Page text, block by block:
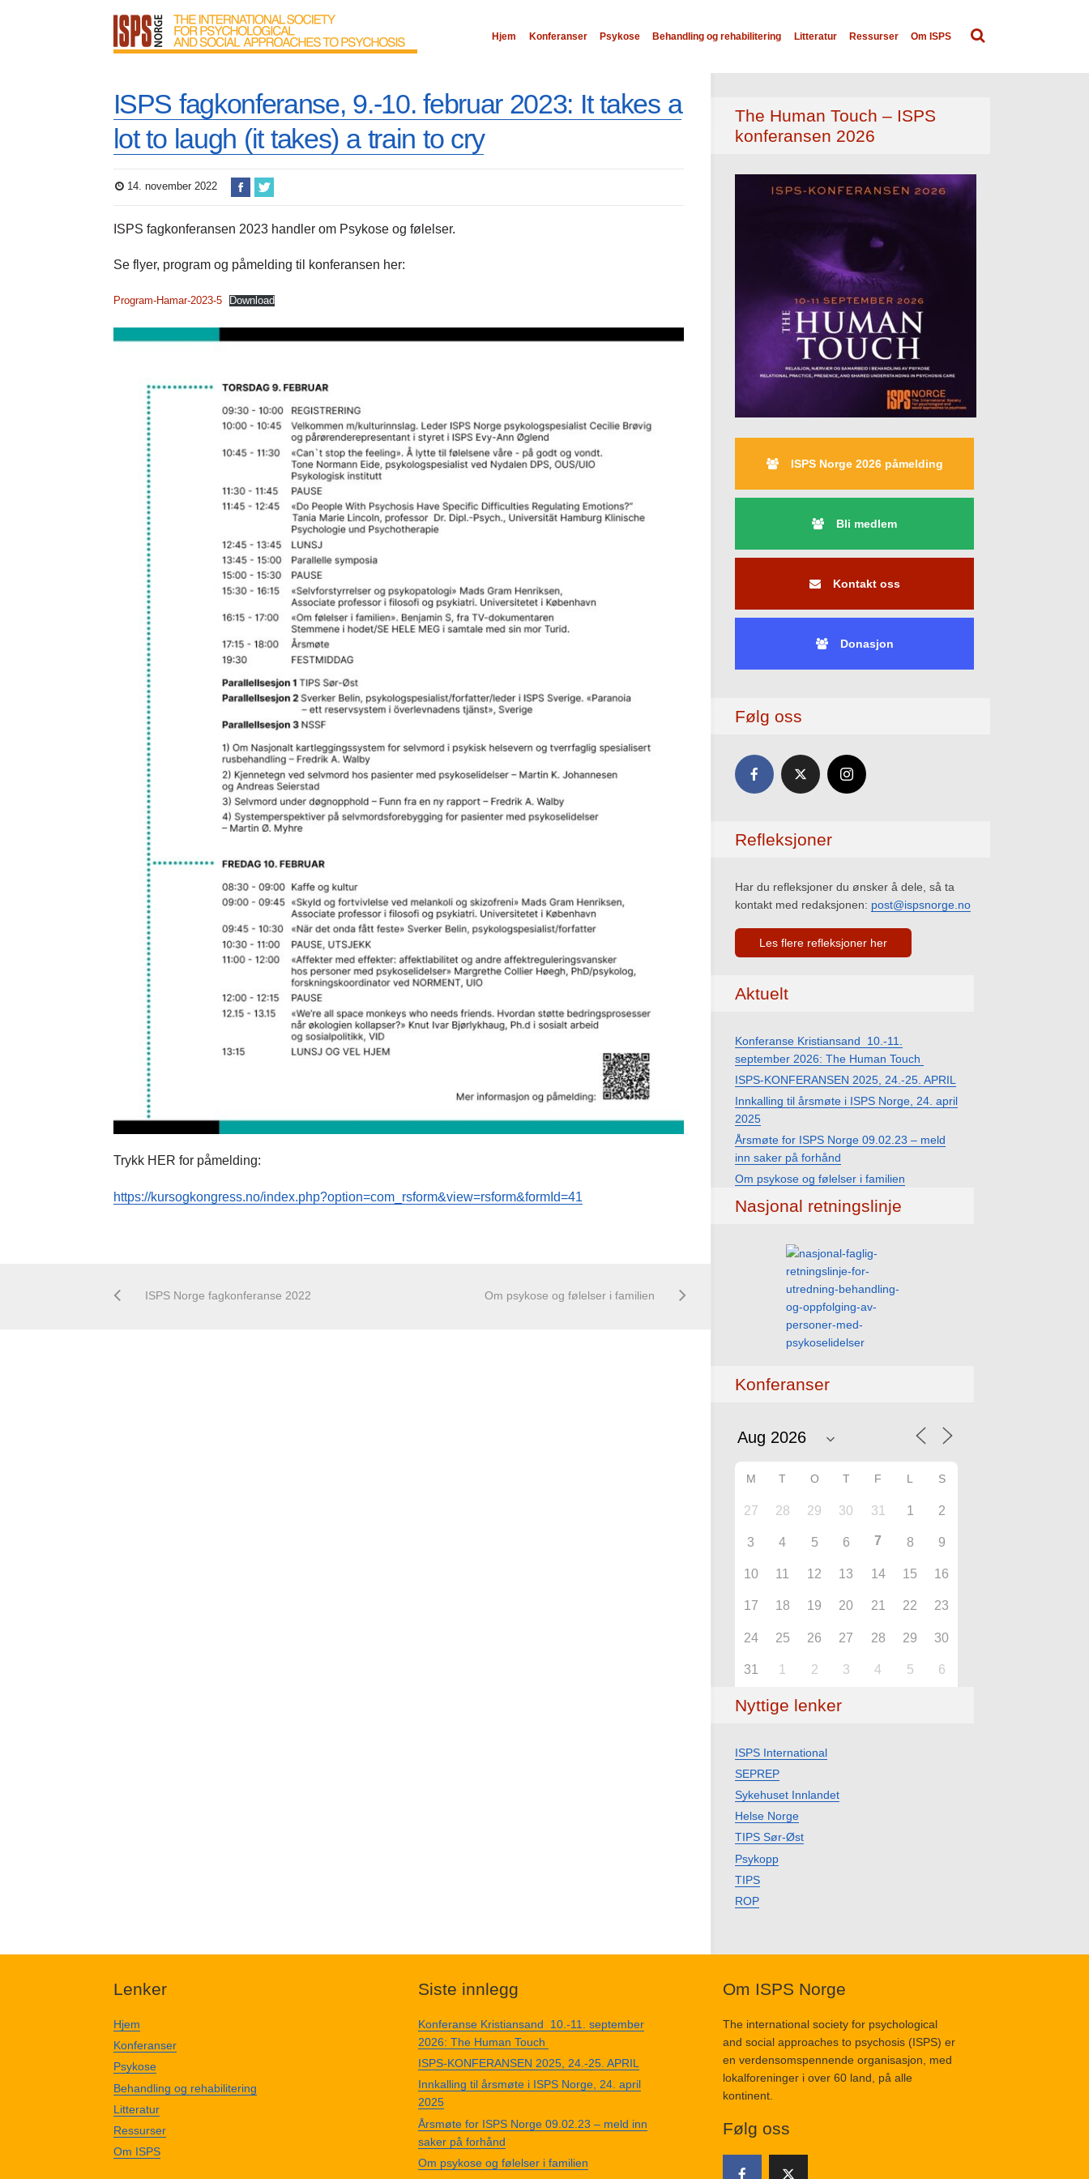
Hjem Konferanser Psykose Behandling og rehabilitering Litteratur Ressurser Om ISPS
ISPS fagkonferanse, 9.-10. februar 2023: It takes a
lot to laugh (it takes) a train to cry
14. november 2022
ISPS fagkonferansen 2023 handler om Psykose og følelser.
Se flyer, program og påmelding til konferansen her:
Program-Hamar-2023-5 Download
Trykk HER for påmelding:
https://kursogkongress.no/index.php?option=com_rsform&view=rsform&formId=41
ISPS Norge fagkonferanse 2022 Om psykose og følelser i familien
The Human Touch – ISPS
konferansen 2026
ISPS Norge 2026 påmelding
Bli medlem
Kontakt oss
Donasjon
Følg oss
Refleksjoner
Har du refleksjoner du ønsker å dele, så ta
kontakt med redaksjonen: post@ispsnorge.no
Les flere refleksjoner her
Aktuelt
Konferanse Kristiansand 10.-11.
september 2026: The Human Touch
ISPS-KONFERANSEN 2025, 24.-25. APRIL
Innkalling til årsmøte i ISPS Norge, 24. april
2025
Årsmøte for ISPS Norge 09.02.23 – meld
inn saker på forhånd
Om psykose og følelser i familien
Nasjonal retningslinje
Konferanser
M T O T F L S
27 28 29 30 31 1 2
3 4 5 6 7 8 9
10 11 12 13 14 15 16
17 18 19 20 21 22 23
24 25 26 27 28 29 30
31 1 2 3 4 5 6
Nyttige lenker
ISPS International
SEPREP
Sykehuset Innlandet
Helse Norge
TIPS Sør-Øst
Psykopp
TIPS
ROP
Lenker
Hjem
Konferanser
Psykose
Behandling og rehabilitering
Litteratur
Ressurser
Om ISPS
Siste innlegg
Konferanse Kristiansand 10.-11. september
2026: The Human Touch
ISPS-KONFERANSEN 2025, 24.-25. APRIL
Innkalling til årsmøte i ISPS Norge, 24. april
2025
Årsmøte for ISPS Norge 09.02.23 – meld inn
saker på forhånd
Om psykose og følelser i familien
Om ISPS Norge
The international society for psychological
and social approaches to psychosis (ISPS) er
en verdensomspennende organisasjon, med
lokalforeninger i over 60 land, på alle
kontinent.
Følg oss